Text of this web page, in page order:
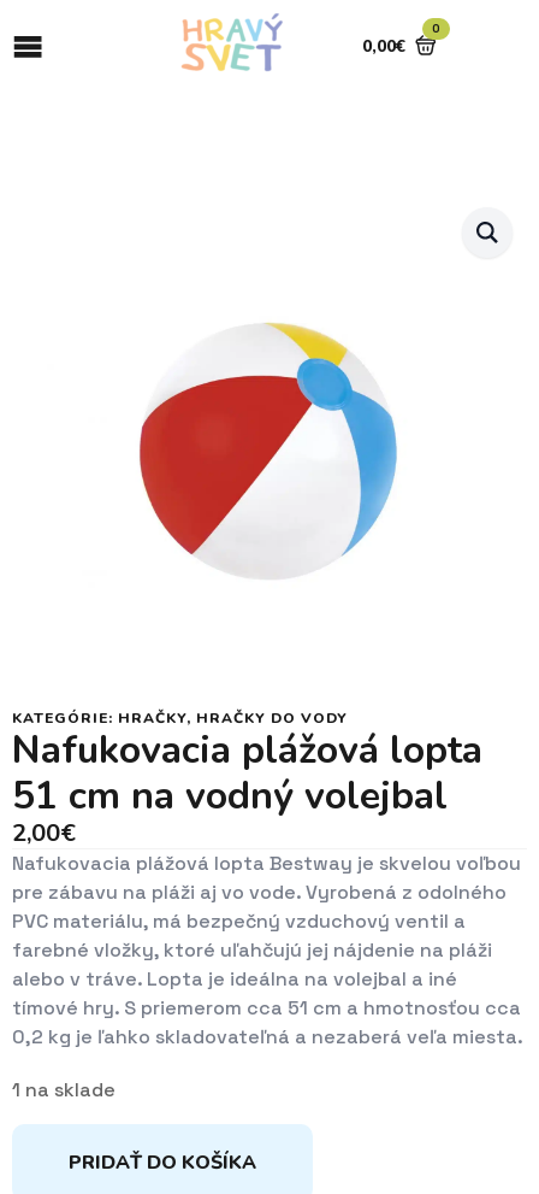
0,00€
0
KATEGÓRIE: HRAČKY, HRAČKY DO VODY
Nafukovacia plážová lopta
51 cm na vodný volejbal
2,00€
Nafukovacia plážová lopta Bestway je skvelou voľbou
pre zábavu na pláži aj vo vode. Vyrobená z odolného
PVC materiálu, má bezpečný vzduchový ventil a
farebné vložky, ktoré uľahčujú jej nájdenie na pláži
alebo v tráve. Lopta je ideálna na volejbal a iné
tímové hry. S priemerom cca 51 cm a hmotnosťou cca
0,2 kg je ľahko skladovateľná a nezaberá veľa miesta.
1 na sklade
PRIDAŤ DO KOŠÍKA